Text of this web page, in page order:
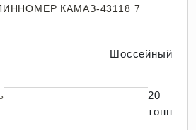
КАМАЗ-43118 7
Шоссейный
20
тонн